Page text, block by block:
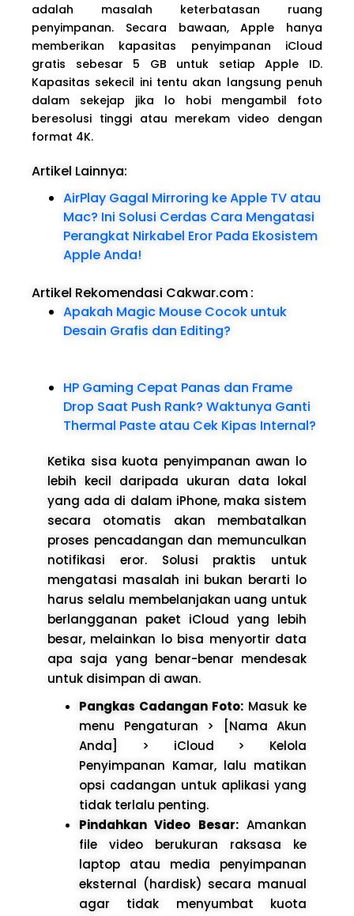
adalah masalah keterbatasan ruang
penyimpanan. Secara bawaan, Apple hanya
memberikan kapasitas penyimpanan iCloud
gratis sebesar 5 GB untuk setiap Apple ID.
Kapasitas sekecil ini tentu akan langsung penuh
dalam sekejap jika lo hobi mengambil foto
beresolusi tinggi atau merekam video dengan
format 4K.
Artikel Lainnya:
AirPlay Gagal Mirroring ke Apple TV atau
Mac? Ini Solusi Cerdas Cara Mengatasi
Perangkat Nirkabel Eror Pada Ekosistem
Apple Anda!
Artikel Rekomendasi Cakwar.com:
Apakah Magic Mouse Cocok untuk
Desain Grafis dan Editing?
HP Gaming Cepat Panas dan Frame
Drop Saat Push Rank? Waktunya Ganti
Thermal Paste atau Cek Kipas Internal?
Ketika sisa kuota penyimpanan awan lo
lebih kecil daripada ukuran data lokal
yang ada di dalam iPhone, maka sistem
secara otomatis akan membatalkan
proses pencadangan dan memunculkan
notifikasi eror. Solusi praktis untuk
mengatasi masalah ini bukan berarti lo
harus selalu membelanjakan uang untuk
berlangganan paket iCloud yang lebih
besar, melainkan lo bisa menyortir data
apa saja yang benar-benar mendesak
untuk disimpan di awan.
Pangkas Cadangan Foto: Masuk ke
menu Pengaturan > [Nama Akun
Anda] > iCloud > Kelola
Penyimpanan Kamar, lalu matikan
opsi cadangan untuk aplikasi yang
tidak terlalu penting.
Pindahkan Video Besar:Amankan
file video berukuran raksasa ke
laptop atau media penyimpanan
eksternal (hardisk) secara manual
agar tidak menyumbat kuota